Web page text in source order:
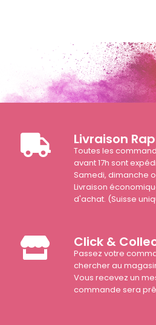
Livraison
Toutes les
avant 17h sont
Samedi, dimanche
Livraison
d'achat. (Suisse
Click &
Passez votre
chercher au
Vous recevez un
commande sera